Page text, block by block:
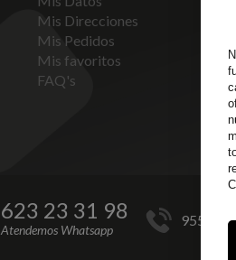
Mis Direcciones
Mis Pedidos
Mis favoritos
FAQ's
623 23 31 98
Atendemos Whatsapp
955 44